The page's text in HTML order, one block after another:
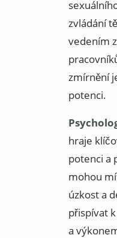
zvládání
vedením
zmírnění
potenci.
hraje
potenci a
mohou
úzkost a
přispívat
a